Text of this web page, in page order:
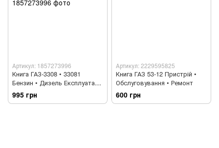
Артикул: 1857273996
Книга ГАЗ-3308 • 33081
Бензин • Дизель Експлуатація
• Обслуговування • Ремонт
995 грн
Артикул: 2229595825
Книга ГАЗ 53-12 Пристрій •
Обслуговування • Ремонт
600 грн